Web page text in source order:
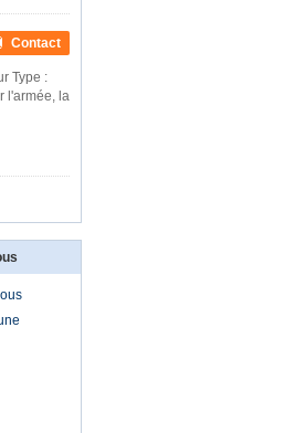
Contact
Type :
l'armée, la